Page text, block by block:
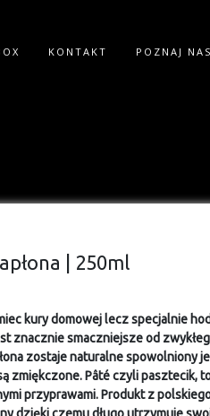
KONTAKT POZNAJ
| 250ml
kury domowej lecz specjalnie
znacznie smaczniejsze od
zostaje naturalne spowolniony
zmiękczone. Pâté czyli pasztecik,
przyprawami. Produkt z
dzięki czemu długo utrzymuje